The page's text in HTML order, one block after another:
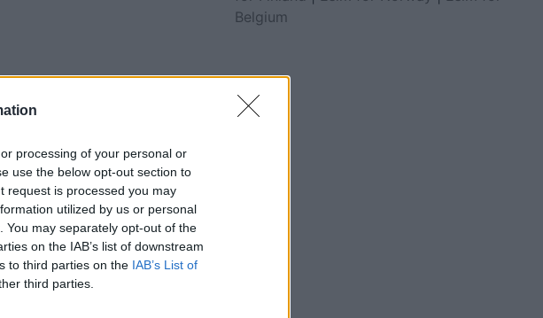
processing of your personal or
use the below opt-out section to
request is processed you may
utilized by us or personal
may separately opt-out of the
on the IAB’s list of downstream
to third parties on the IAB’s List of
third parties.
Belgium